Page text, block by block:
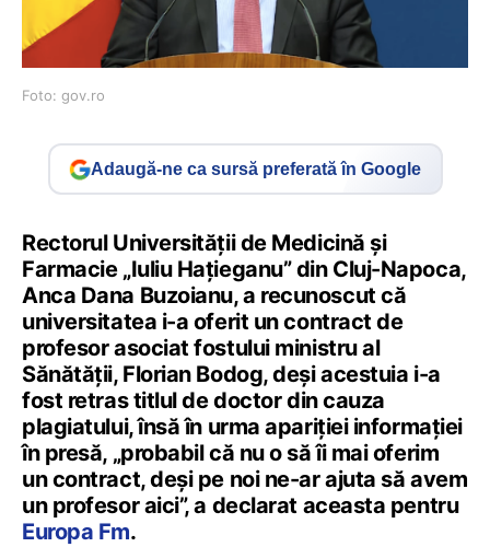
Foto: gov.ro
Adaugă-ne ca sursă preferată în Google
Rectorul Universității de Medicină și
Farmacie „Iuliu Hațieganu” din Cluj-Napoca,
Anca Dana Buzoianu, a recunoscut că
universitatea i-a oferit un contract de
profesor asociat fostului ministru al
Sănătății, Florian Bodog, deși acestuia i-a
fost retras titlul de doctor din cauza
plagiatului, însă în urma apariției informației
în presă, „probabil că nu o să îi mai oferim
un contract, deși pe noi ne-ar ajuta să avem
un profesor aici”, a declarat aceasta pentru
Europa Fm.